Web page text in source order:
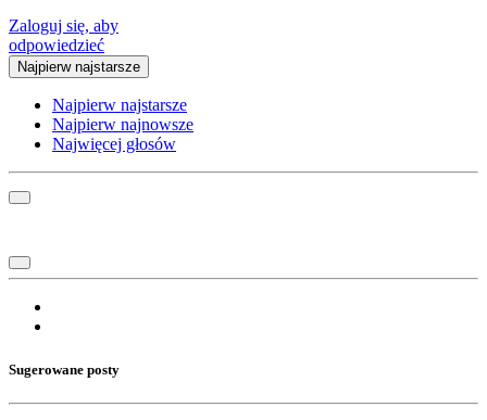
Zaloguj się, aby
odpowiedzieć
Najpierw najstarsze
Najpierw najstarsze
Najpierw najnowsze
Najwięcej głosów
Sugerowane posty